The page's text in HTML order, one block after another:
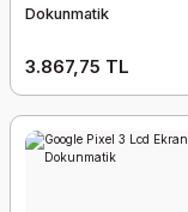
Dokunmatik
3.867,75 TL